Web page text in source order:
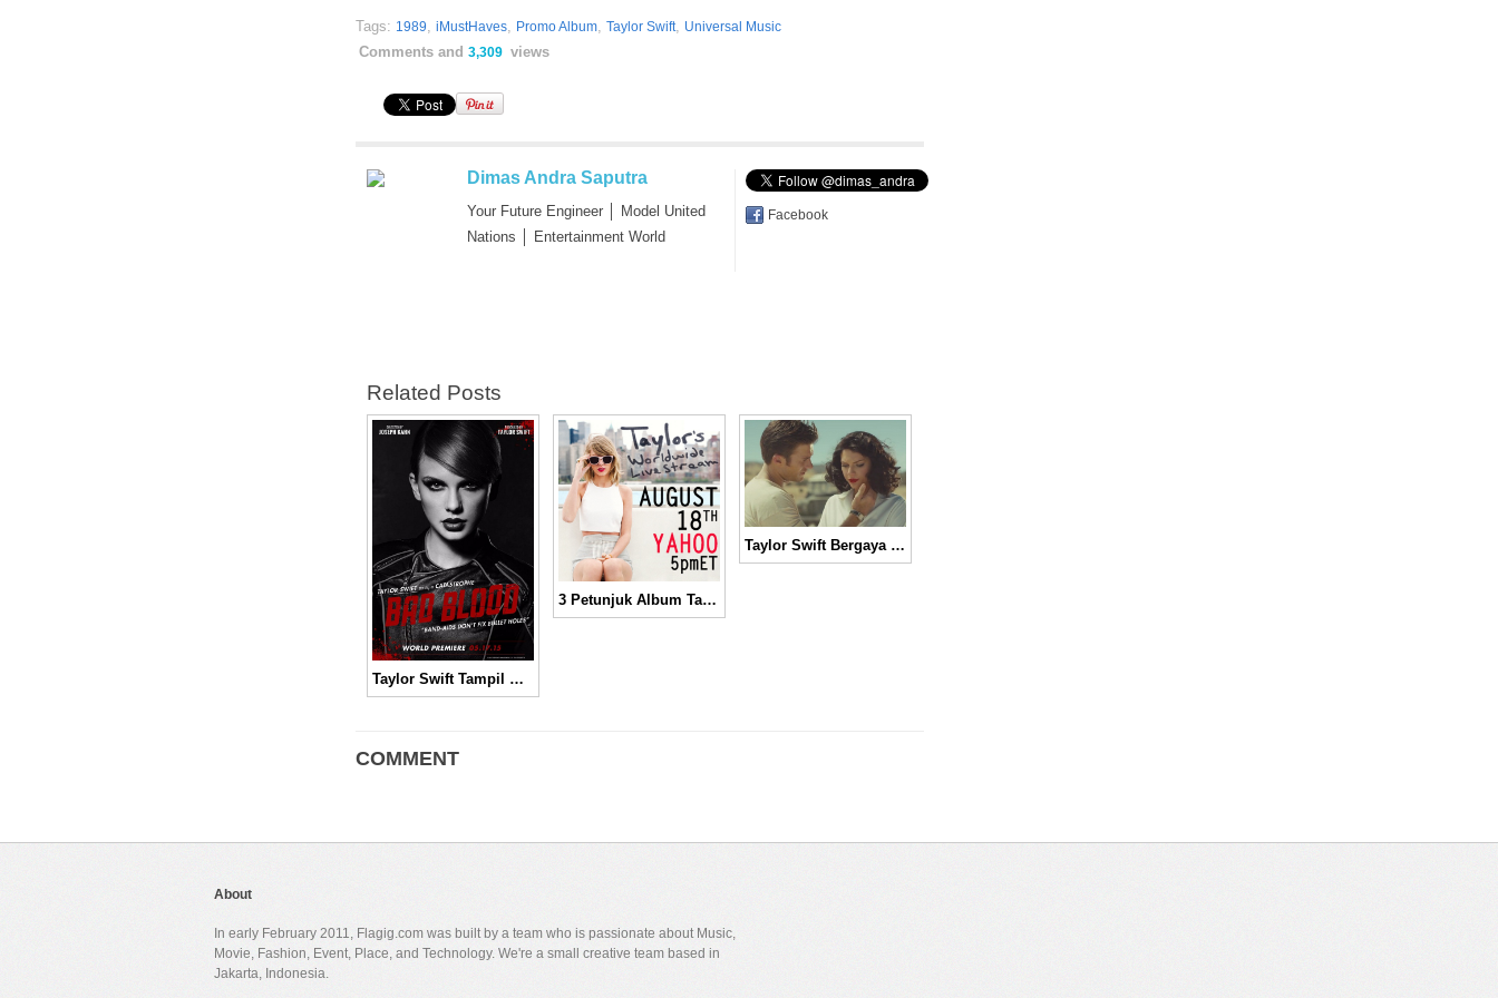
Tags: 1989, iMustHaves, Promo Album, Taylor Swift, Universal Music
Comments and 3,309 views
Dimas Andra Saputra
Your Future Engineer │ Model United
Nations │ Entertainment World
Facebook
Related Posts
Taylor Swift Tampil Garang di Poster Single “Bad Blood”
3 Petunjuk Album Taylor Swift yang Akan Segera Dirilis
Taylor Swift Bergaya Vintage di Video Musik “Wildest Dream” │ Music Video
COMMENT
About
In early February 2011, Flagig.com was built by a team who is passionate about Music,
Movie, Fashion, Event, Place, and Technology. We're a small creative team based in
Jakarta, Indonesia.